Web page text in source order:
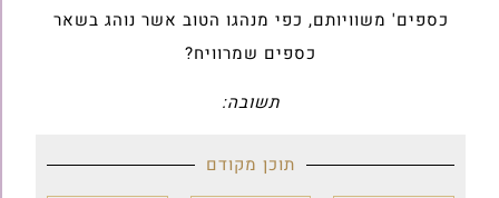
כספים' משוויותם, כפי מנהגו הטוב אשר נוהג בשאר
כספים שמרוויח?
תשובה:
תוכן מקודם